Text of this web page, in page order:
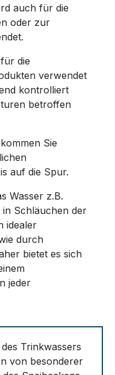
auch für die
oder zur
die
verwendet
kontrolliert
betroffen
Sie
auf die Spur.
Wasser z.B.
Schläuchen der
idealer
durch
bietet es sich
jeder
Trinkwassers
von besonderer